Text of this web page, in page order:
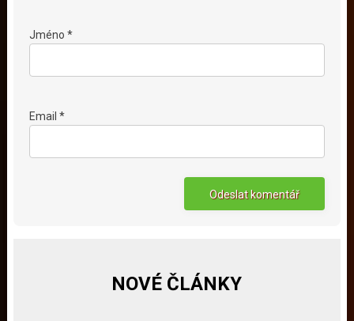
Jméno *
Email *
NOVÉ ČLÁNKY